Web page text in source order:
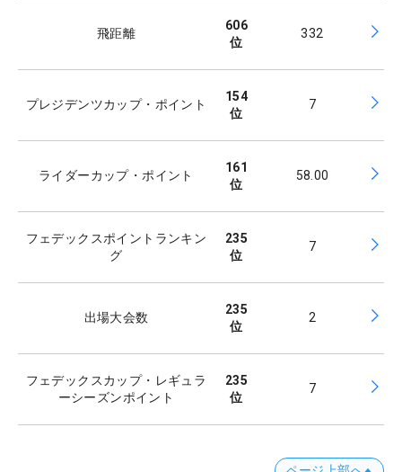
飛距離
606
位
332
プレジデンツカップ・ポイント
154
位
7
ライダーカップ・ポイント
161
位
58.00
フェデックスポイントランキン
グ
235
位
7
出場大会数
235
位
2
フェデックスカップ・レギュラ
ーシーズンポイント
235
位
7